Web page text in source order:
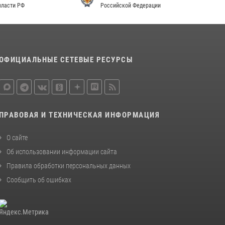
законодательства (видео)
30 июля 2026, 08:00 1
14 июля 2026, 12:20 1
Виктора Золотова с заместителем
федеральном округе Виталием Кузнецовым
30 июля 2026, 15:35 4
Российской Федерации
СЕТЕВЫЕ РЕСУРСЫ
ПРАВОВАЯ И ТЕХНИЧЕСКАЯ ИНФОРМАЦИЯ
О сайте
Об использовании информации сайта
Правила обработки персональных данных
Сообщить об ошибках